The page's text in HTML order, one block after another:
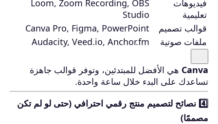
فيديوهات
تعليمية
Loom, Zoom Recording, OBS
Studio
قوالب تصميم
Canva Pro, Figma, PowerPoint
ملفات صوتية
Audacity, Veed.io, Anchor.fm
Canva هي الأفضل للمبتدئين، وتوفر قوالب جاهزة
تساعدك على البدء خلال ساعة واحدة.
4️⃣ نصائح لتصميم منتج رقمي احترافي (حتى لو لم تكن
مصممًا)